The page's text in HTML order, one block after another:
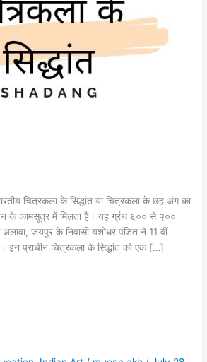
चित्रकला के सिद्धांत या चित्रकला के छह अंग का
के कामसूत्र में मिलता है। यह ग्रंथ ६०० से २००
जयपुर के निवासी यशोधर पंडित ने 11 वीं
इन प्राचीन चित्रकला के सिद्धांत को एक […]